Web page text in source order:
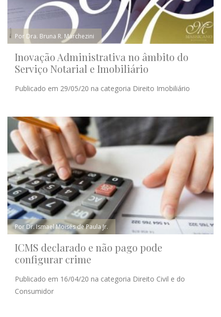
Por Dra. Bruna R. Marchezini
Inovação Administrativa no âmbito do
Serviço Notarial e Imobiliário
Publicado em 29/05/20 na categoria Direito Imobiliário
Por Dr. Ismael Moisés de Paula Jr.
ICMS declarado e não pago pode
configurar crime
Publicado em 16/04/20 na categoria Direito Civil e do
Consumidor